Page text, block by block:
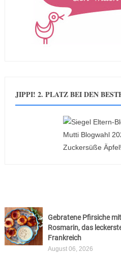
JIPPI! 2. PLATZ BEI DEN
Gebratene Pfirsiche
Rosmarin, das
Frankreich
August 06, 2026